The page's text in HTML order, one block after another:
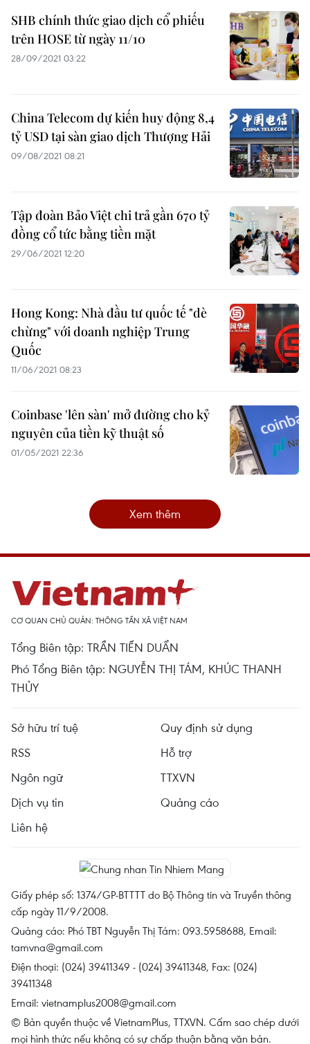
SHB chính thức giao dịch cổ phiếu
trên HOSE từ ngày 11/10
28/09/2021 03:22
China Telecom dự kiến huy động 8,4
tỷ USD tại sàn giao dịch Thượng Hải
09/08/2021 08:21
Tập đoàn Bảo Việt chi trả gần 670 tỷ
đồng cổ tức bằng tiền mặt
29/06/2021 12:20
Hong Kong: Nhà đầu tư quốc tế "dè
chừng" với doanh nghiệp Trung
Quốc
11/06/2021 08:23
Coinbase 'lên sàn' mở đường cho kỷ
nguyên của tiền kỹ thuật số
01/05/2021 22:36
Xem thêm
CƠ QUAN CHỦ QUẢN: THÔNG TẤN XÃ VIỆT NAM
Tổng Biên tập: TRẦN TIẾN DUẨN
Phó Tổng Biên tập: NGUYỄN THỊ TÁM, KHÚC THANH
THỦY
Sở hữu trí tuệ
Quy định sử dụng
RSS
Hỗ trợ
Ngôn ngữ
TTXVN
Dịch vụ tin
Quảng cáo
Liên hệ
Giấy phép số: 1374/GP-BTTTT do Bộ Thông tin và Truyền thông
cấp ngày 11/9/2008.
Quảng cáo: Phó TBT Nguyễn Thị Tám: 093.5958688, Email:
tamvna@gmail.com
Điện thoại: (024) 39411349 - (024) 39411348, Fax: (024)
39411348
Email: vietnamplus2008@gmail.com
© Bản quyền thuộc về VietnamPlus, TTXVN. Cấm sao chép dưới
mọi hình thức nếu không có sự chấp thuận bằng văn bản.